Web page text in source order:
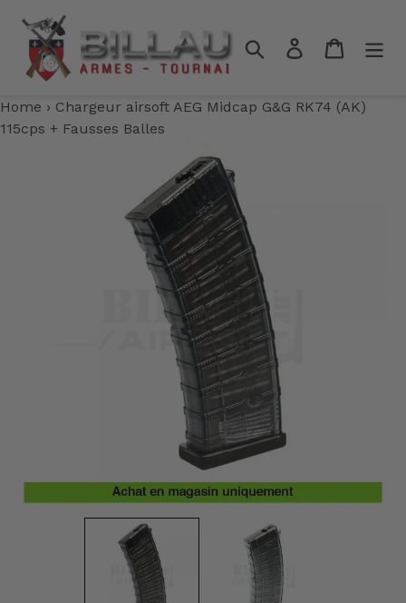
contenu
RechercherSe connecter
Panier
Home › Chargeur airsoft AEG Midcap G&G RK74 (AK)
115cps + Fausses Balles